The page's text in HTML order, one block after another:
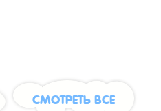
СМОТРЕТЬ ВСЕ